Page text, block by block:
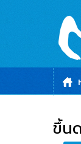
ขึ้น